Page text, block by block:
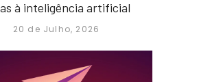
à inteligência artificial
20 de Julho, 2026